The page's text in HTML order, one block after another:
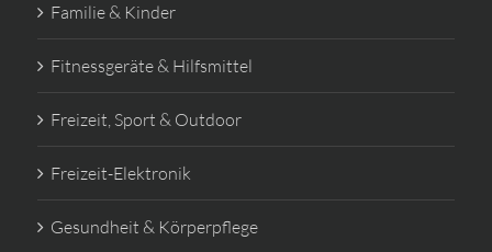
Familie & Kinder
Fitnessgeräte & Hilfsmittel
Freizeit, Sport & Outdoor
Freizeit-Elektronik
Gesundheit & Körperpflege